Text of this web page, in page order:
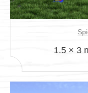
1.5 × 3